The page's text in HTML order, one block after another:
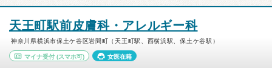
天王町駅前皮膚科・アレルギー科
神奈川県横浜市保土ケ谷区岩間町（天王町駅、西横浜駅、保土ケ谷駅）
マイナ受付 (スマホ可) 女医在籍